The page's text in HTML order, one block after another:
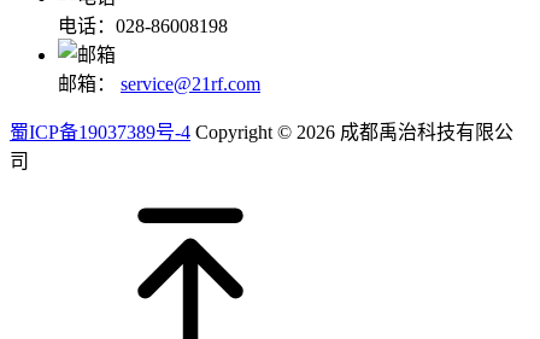
电话：028-86008198
邮箱： service@21rf.com
蜀ICP备19037389号-4 Copyright © 2026 成都禹治科技有限公
司